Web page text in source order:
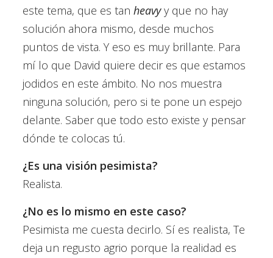
este tema, que es tan heavyy que no hay
solución ahora mismo, desde muchos
puntos de vista. Y eso es muy brillante. Para
mí lo que David quiere decir es que estamos
jodidos en este ámbito. No nos muestra
ninguna solución, pero si te pone un espejo
delante. Saber que todo esto existe y pensar
dónde te colocas tú.
¿Es una visión pesimista?
Realista.
¿No es lo mismo en este caso?
Pesimista me cuesta decirlo. Sí es realista, Te
deja un regusto agrio porque la realidad es